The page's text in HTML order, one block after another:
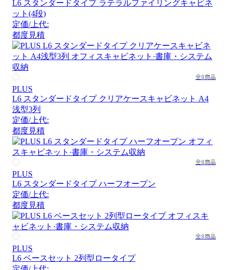
L6 スタンダードタイプ ラテラルファイリングキャビネ
ット(4段)
定価/上代:
都度見積
全8商品
PLUS
L6 スタンダードタイプ クリアケースキャビネット A4
浅型3列
定価/上代:
都度見積
全8商品
PLUS
L6 スタンダードタイプ ハーフオープン
定価/上代:
都度見積
全8商品
PLUS
L6 ベースセット 2列型ロータイプ